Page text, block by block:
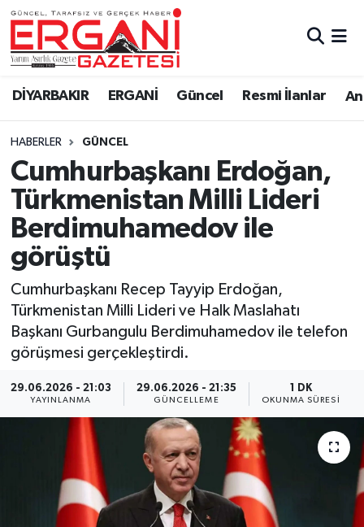
DİYARBAKIR ERGANİ Güncel Resmi İlanlar
HABERLER GÜNCEL
Cumhurbaşkanı Erdoğan,
Türkmenistan Milli Lideri
Berdimuhamedov ile
görüştü
Cumhurbaşkanı Recep Tayyip Erdoğan,
Türkmenistan Milli Lideri ve Halk Maslahatı
Başkanı Gurbangulu Berdimuhamedov ile telefon
görüşmesi gerçekleştirdi.
29.06.2026 - 21:03
YAYINLANMA
29.06.2026 - 21:35
GÜNCELLEME
1 DK
OKUNMA SÜRESI
DİYARBAKIR
BİSMİL
BAĞLAR
ERGANİ
Güncel
Eği̇ti̇m
Resmi İlanlar
Sağlık
Si̇yaset
Spor
Yaşam
Anali̇z
Bi̇li̇m & Teknoloji̇
Dünya
Ergani Nöbetçi Eczaneler
Ergani Hava Durumu
Ergani Trafik Yoğunluk Haritası
Süper Lig Puan Durumu ve Fikstür
Tüm Manşetler
Son Dakika Haberleri
Haber Arşivi